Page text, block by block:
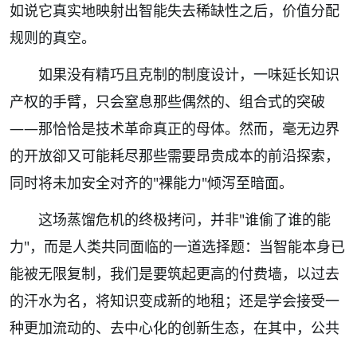
如说它真实地映射出智能失去稀缺性之后，价值分配
规则的真空。
如果没有精巧且克制的制度设计，一味延长知识
产权的手臂，只会窒息那些偶然的、组合式的突破
——那恰恰是技术革命真正的母体。然而，毫无边界
的开放卻又可能耗尽那些需要昂贵成本的前沿探索，
同时将未加安全对齐的"裸能力"倾泻至暗面。
这场蒸馏危机的终极拷问，并非"谁偷了谁的能
力"，而是人类共同面临的一道选择题：当智能本身已
能被无限复制，我们是要筑起更高的付费墙，以过去
的汗水为名，将知识变成新的地租；还是学会接受一
种更加流动的、去中心化的创新生态，在其中，公共